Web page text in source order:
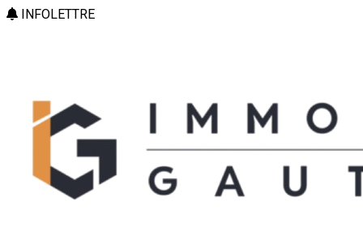
INFOLETTRE